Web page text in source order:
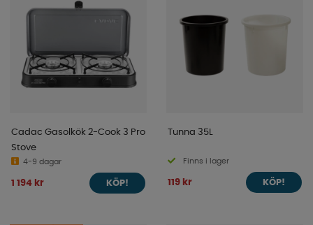
Cadac Gasolkök 2-Cook 3 Pro
Stove
4-9 dagar
1 194 kr KÖP!
Tunna 35L
Finns i lager
119 kr KÖP!